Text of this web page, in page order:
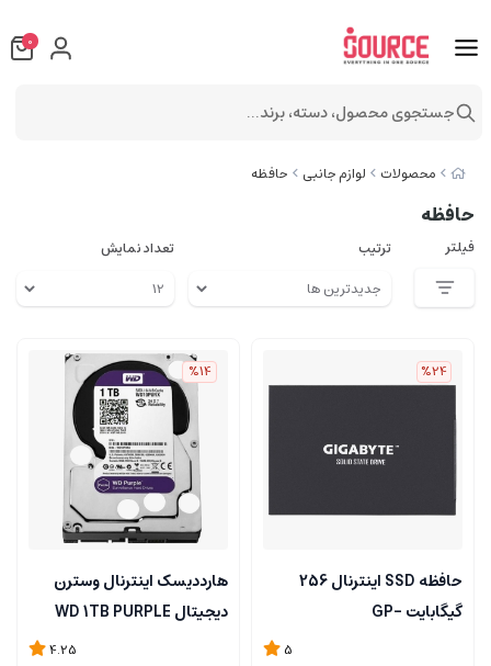
محصولات لوازم جانبی حافظه
حافظه
فیلتر ترتیب تعداد نمایش
%24
حافظه SSD اینترنال 256
گیگابایت GP-
5
%14
هارددیسک اینترنال وسترن
دیجیتال WD 1TB PURPLE
4.25
0
جستجوی محصول، دسته، برند...